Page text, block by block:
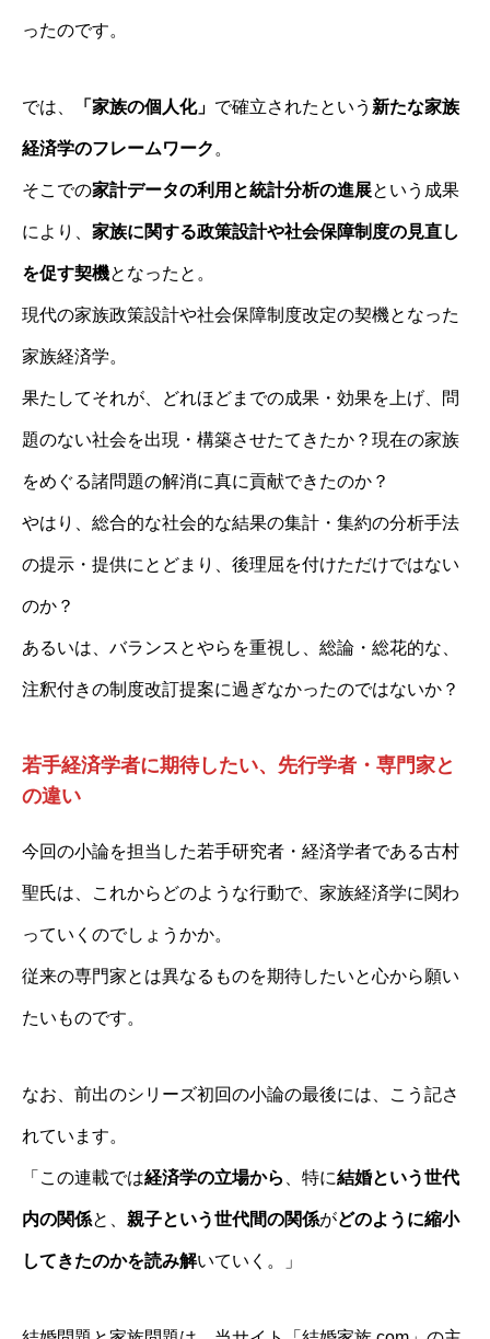
ったのです。
では、 「家族の個人化」 で確立されたという 新たな家族
経済学のフレームワーク 。
そこでの家計データの利用と統計分析の進展という成果
により、 家族に関する政策設計や社会保障制度の見直し
を促す契機となったと。
現代の家族政策設計や社会保障制度改定の契機となった
家族経済学。
果たしてそれが、どれほどまでの成果・効果を上げ、問
題のない社会を出現・構築させたてきたか？現在の家族
をめぐる諸問題の解消に真に貢献できたのか？
やはり、総合的な社会的な結果の集計・集約の分析手法
の提示・提供にとどまり、後理屈を付けただけではない
のか？
あるいは、バランスとやらを重視し、総論・総花的な、
注釈付きの制度改訂提案に過ぎなかったのではないか？
若手経済学者に期待したい、先行学者・専門家と
の違い
今回の小論を担当した若手研究者・経済学者である古村
聖氏は、これからどのような行動で、家族経済学に関わ
っていくのでしょうかか。
従来の専門家とは異なるものを期待したいと心から願い
たいものです。
なお、前出のシリーズ初回の小論の最後には、こう記さ
れています。
「この連載では経済学の立場から 、特に結婚という世代
内の関係と、 親子という世代間の関係がどのように縮小
してきたのかを読み解いていく。」